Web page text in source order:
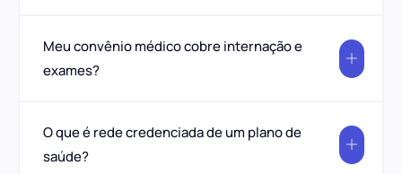
Meu convênio médico cobre internação e
exames?
O que é rede credenciada de um plano de
saúde?